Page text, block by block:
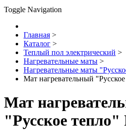
Toggle Navigation
Главная >
Каталог >
Теплый пол электрический >
Нагревательные маты >
Нагревательные маты
Мат нагревательный
Мат
"Русское тепло"